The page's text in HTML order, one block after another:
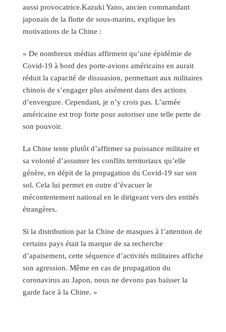
aussi provocatrice.Kazuki Yano, ancien commandant
japonais de la flotte de sous-marins, explique les
motivations de la Chine :
« De nombreux médias affirment qu’une épidémie de
Covid-19 à bord des porte-avions américains en aurait
réduit la capacité de dissuasion, permettant aux militaires
chinois de s’engager plus aisément dans des actions
d’envergure. Cependant, je n’y crois pas. L’armée
américaine est trop forte pour autoriser une telle perte de
son pouvoir.
La Chine tente plutôt d’affirmer sa puissance militaire et
sa volonté d’assumer les conflits territoriaux qu’elle
génère, en dépit de la propagation du Covid-19 sur son
sol. Cela lui permet en outre d’évacuer le
mécontentement national en le dirigeant vers des entités
étrangères.
Si la distribution par la Chine de masques à l’attention de
certains pays était la marque de sa recherche
d’apaisement, cette séquence d’activités militaires affiche
son agression. Même en cas de propagation du
coronavirus au Japon, nous ne devons pas baisser la
garde face à la Chine. »